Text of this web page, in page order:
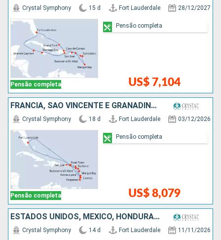
Pensão completa
Crystal Symphony 15 d Fort Lauderdale 28/12/2027
US$ 7,104
Pensão completa
FRANCIA, SÃO VINCENTE E GRANADINAS, SANTA LUCIA, PORTO RICO, ANTIGUA E BARBUDA, ESTADOS UNIDOS
Pensão completa
Crystal Symphony 18 d Fort Lauderdale 03/12/2026
US$ 8,079
Pensão completa
ESTADOS UNIDOS, MÉXICO, HONDURAS, JAMAICA, ISLAS CAIMÁN
Crystal Symphony 14 d Fort Lauderdale 11/11/2026